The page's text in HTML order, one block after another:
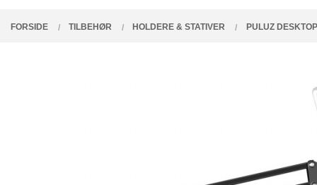
FORSIDE TILBEHØR HOLDERE & STATIVER PULUZ